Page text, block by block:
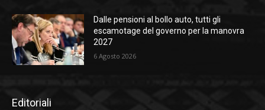
Dalle pensioni al bollo auto, tutti gli
escamotage del governo per la manovra
2027
6 Agosto 2026
Editoriali